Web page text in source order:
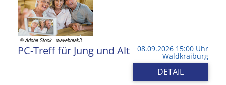
PC-Treff für Jung und Alt 08.09.2026 15:00 Uhr
Waldkraiburg
DETAIL